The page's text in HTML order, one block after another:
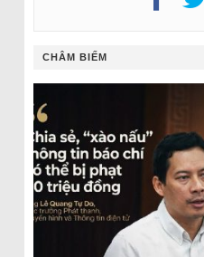
CHÂM BIẾM